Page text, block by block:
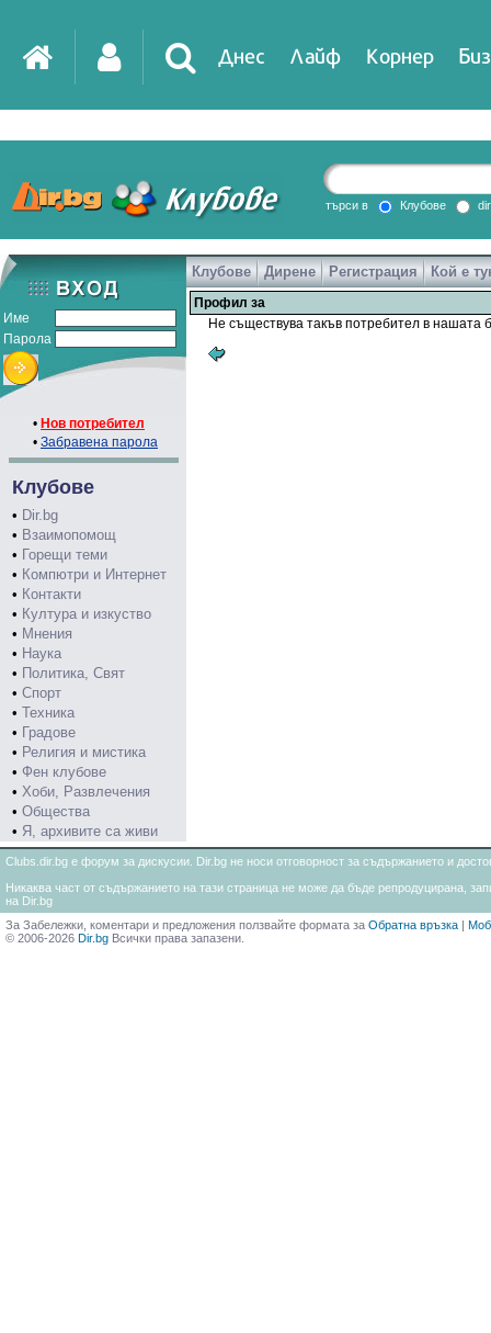
Днес Лайф Корнер
DirTV Impressio
Games
търси в Клубове
Име
Парола
• Нов потребител
• Забравена парола
Клубове
• Dir.bg
• Взаимопомощ
• Горещи теми
• Компютри и Интернет
• Контакти
• Култура и изкуство
• Мнения
• Наука
• Политика, Свят
• Спорт
• Техника
• Градове
• Религия и мистика
• Фен клубове
• Хоби, Развлечения
• Общества
• Я, архивите са живи
Клубове Дирене Регистрация Кой е
Профил за
Не съществува такъв потребител в нашата
Clubs.dir.bg е форум за дискусии. Dir.bg не носи отговорност за съдържанието и
Никаква част от съдържанието на тази страница не може да бъде репродуцирана,
на Dir.bg
За Забележки, коментари и предложения ползвайте формата за Обратна връзка |
© 2006-2026 Dir.bg Всички права запазени.